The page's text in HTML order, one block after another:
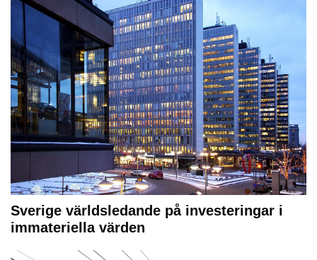
Sverige världsledande på investeringar i
immateriella värden